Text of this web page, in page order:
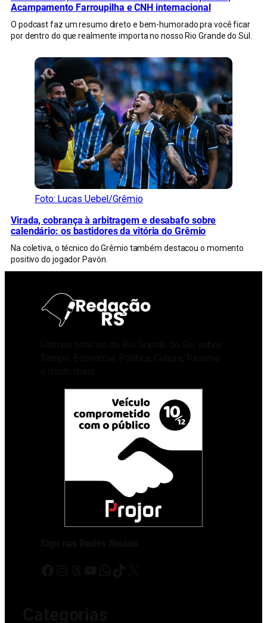
Acampamento Farroupilha e CNH internacional
O podcast faz um resumo direto e bem-humorado pra você ficar
por dentro do que realmente importa no nosso Rio Grande do Sul.
Foto: Lucas Uebel/Grêmio
Virada, cobrança à arbitragem e desabafo sobre
calendário: os bastidores da vitória do Grêmio
Na coletiva, o técnico do Grêmio também destacou o momento
positivo do jogador Pavón.